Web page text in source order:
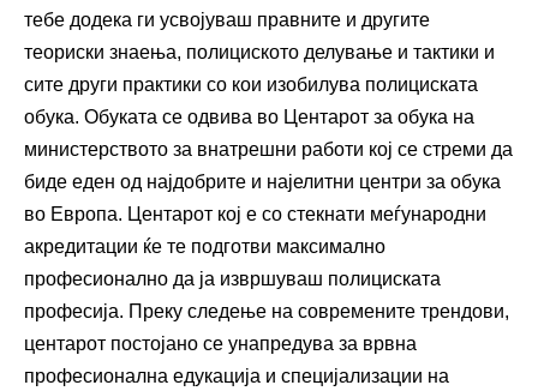
тебе додека ги усвојуваш правните и другите
теориски знаења, полициското делување и тактики и
сите други практики со кои изобилува полициската
обука. Обуката се одвива во Центарот за обука на
министерството за внатрешни работи кој се стреми да
биде еден од најдобрите и најелитни центри за обука
во Европа. Центарот кој е со стекнати меѓународни
акредитации ќе те подготви максимално
професионално да ја извршуваш полициската
професија. Преку следење на современите трендови,
центарот постојано се унапредува за врвна
професионална едукација и специјализации на